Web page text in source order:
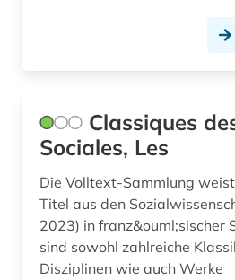
wissenschaftskunde, informations-, buch- und
Classiques
Sociales, Les
Die Volltext-Sammlung
Titel aus den
2023) in franz&ouml;sischer
sind sowohl zahlreiche
Disziplinen wie auch Werke